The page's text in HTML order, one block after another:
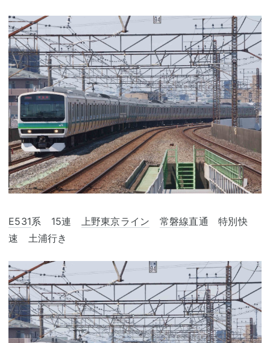
E531系 15連 上野東京ライン 常磐線直通 特別快
速 土浦行き